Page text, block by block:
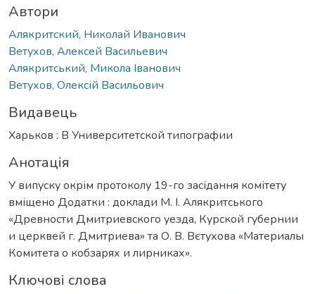
Автори
Алякритский, Николай Иванович
Ветухов, Алексей Васильевич
Алякритський, Микола Іванович
Ветухов, Олексій Васильович
Видавець
Харьков : В Университетской типографии
Анотація
У випуску окрім протоколу 19-го засідання комітету
вміщено Додатки : доклади М. І. Алякритського
«Древности Дмитриевского уезда, Курской губернии
и церквей г. Дмитриева» та О. В. Вєтухова «Материалы
Комитета о кобзарях и лирниках».
Ключові слова